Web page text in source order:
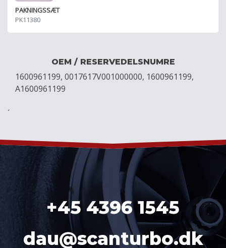
PAKNINGSSÆT
PK11380
OEM / RESERVEDELSNUMRE
1600961199, 0017617V001000000, 1600961199,
A1600961199
´
+45 4396 1545
dau@scanturbo.dk